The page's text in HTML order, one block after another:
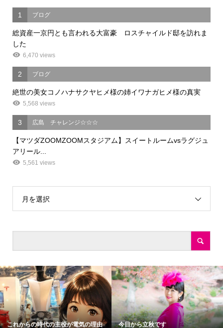
1 ブログ
総資産一京円とも言われる大富豪 ロスチャイルド邸を訪れま
した
6,470 views
2 ブログ
絶世の美女コノハナサクヤヒメ様の姉イワナガヒメ様の真実
5,568 views
3 広島 チャレンジ☆☆☆
【マツダZOOMZOOMスタジアム】スイートルームvsラグジュ
アリール...
5,561 views
月を選択
これからの時代の主役が電気の理由 今日から立秋です